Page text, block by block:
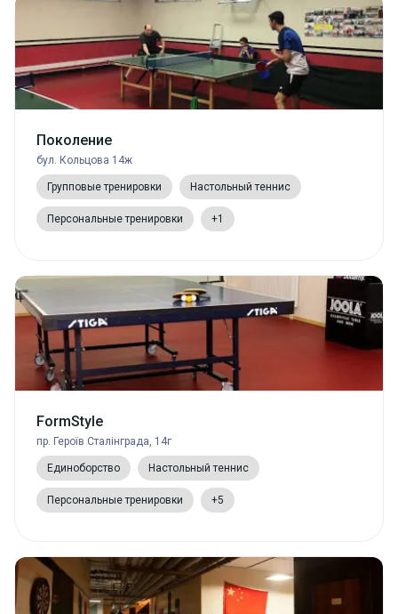
Поколение
бул. Кольцова 14ж
Групповые тренировки Настольный теннис
Персональные тренировки +1
FormStyle
пр. Героїв Сталінграда, 14г
Единоборство Настольный теннис
Персональные тренировки +5